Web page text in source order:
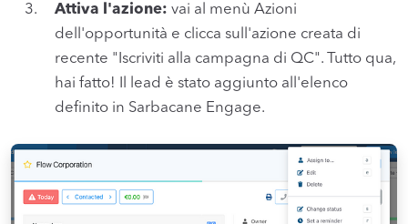
Attiva l'azione: vai al menù Azioni
dell'opportunità e clicca sull'azione creata di
recente "Iscriviti alla campagna di QC". Tutto qua,
hai fatto! Il lead è stato aggiunto all'elenco
definito in Sarbacane Engage.